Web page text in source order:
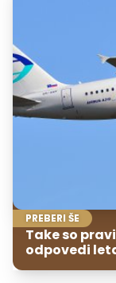
PREBERI ŠE
Take so
odpovedi